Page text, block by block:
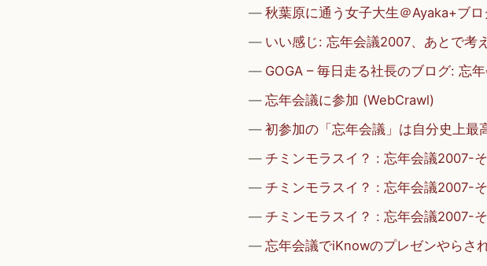
秋葉原に通う女子大生＠Ayaka+ブ
いい感じ: 忘年会議2007、あとで考
GOGA – 毎日走る社長のブログ: 忘
忘年会議に参加 (WebCrawl)
初参加の「忘年会議」は自分史上最
チミンモラスイ？ : 忘年会議2007-
チミンモラスイ？ : 忘年会議2007-
チミンモラスイ？ : 忘年会議2007-
忘年会議でiKnowのプレゼンやらさ